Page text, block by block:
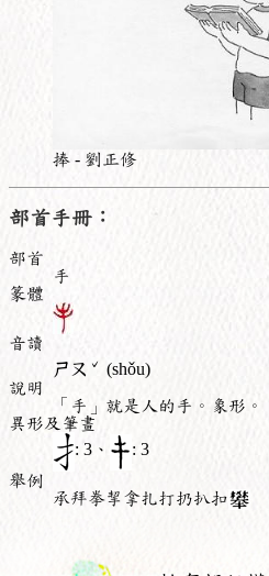
捧 - 劉正修
部首手冊：
部首
手
篆體
音讀
ㄕㄡ ˇ (shǒu)
說明
「手」就是人的手。象形。
異形及筆畫
: 3、
: 3
舉例
承拜拳挈拿扎打扔扒扣